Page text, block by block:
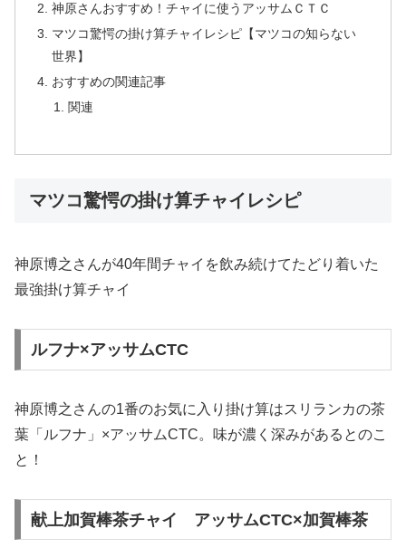
神原さんおすすめ！チャイに使うアッサムＣＴＣ
マツコ驚愕の掛け算チャイレシピ【マツコの知らない
世界】
おすすめの関連記事
関連
マツコ驚愕の掛け算チャイレシピ
神原博之さんが40年間チャイを飲み続けてたどり着いた
最強掛け算チャイ
ルフナ×アッサムCTC
神原博之さんの1番のお気に入り掛け算はスリランカの茶
葉「ルフナ」×アッサムCTC。味が濃く深みがあるとのこ
と！
献上加賀棒茶チャイ アッサムCTC×加賀棒茶